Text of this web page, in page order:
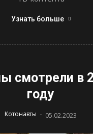
Узнать больше
смотрели в
году
Котонавты - 05.02.2023